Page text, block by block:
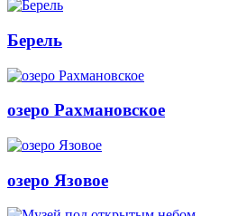
Берель
озеро Рахмановское
озеро Язовое